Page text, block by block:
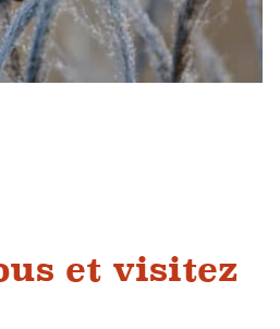
et visitez